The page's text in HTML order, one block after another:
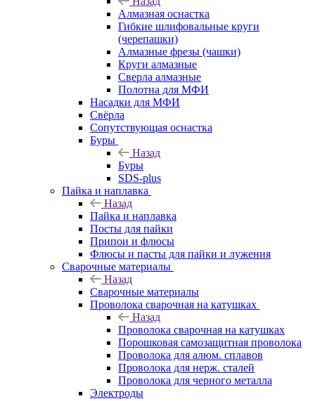
Алмазная оснастка
Гибкие шлифовальные круги
(черепашки)
Алмазные фрезы (чашки)
Круги алмазные
Сверла алмазные
Полотна для МФИ
Насадки для МФИ
Свёрла
Сопутствующая оснастка
Буры
Назад
Буры
SDS-plus
Пайка и наплавка
Назад
Пайка и наплавка
Посты для пайки
Припои и флюсы
Флюсы и пасты для пайки и лужения
Сварочные материалы
Назад
Сварочные материалы
Проволока сварочная на катушках
Назад
Проволока сварочная на катушках
Порошковая самозащитная проволока
Проволока для алюм. сплавов
Проволока для нерж. сталей
Проволока для черного металла
Электроды